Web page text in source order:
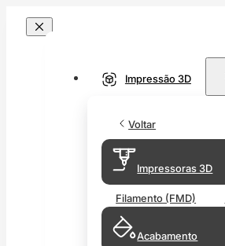
Impressão 3D
Voltar
Impressoras 3D
Filamento (FMD)
Acabamento